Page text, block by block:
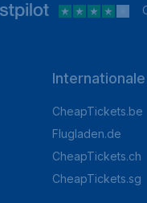
CheapTickets.be
Flugladen.de
CheapTickets.ch
CheapTickets.sg